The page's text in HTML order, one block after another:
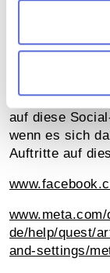
auch die
Anbieter
Dies gilt
auf diese
wenn es sich
Auftritte auf
www.meta.com/
de/help/quest/
and-settings/